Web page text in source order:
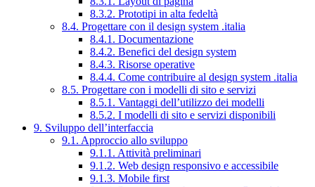
8.3.2. Prototipi in alta fedeltà
8.4. Progettare con il design system .italia
8.4.1. Documentazione
8.4.2. Benefici del design system
8.4.3. Risorse operative
8.4.4. Come contribuire al design system .italia
8.5. Progettare con i modelli di sito e servizi
8.5.1. Vantaggi dell’utilizzo dei modelli
8.5.2. I modelli di sito e servizi disponibili
9. Sviluppo dell’interfaccia
9.1. Approccio allo sviluppo
9.1.1. Attività preliminari
9.1.2. Web design responsivo e accessibile
9.1.3. Mobile first